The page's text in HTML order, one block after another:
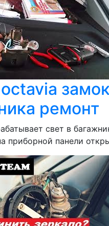
замок
ремонт
свет в
приборной панели